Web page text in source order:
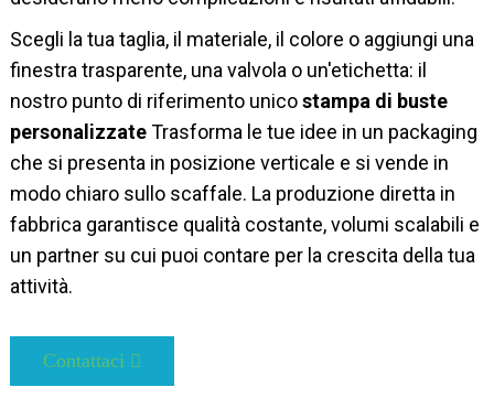
Scegli la tua taglia, il materiale, il colore o aggiungi una
finestra trasparente, una valvola o un'etichetta: il
nostro punto di riferimento unicostampa di buste
personalizzateTrasforma le tue idee in un packaging
che si presenta in posizione verticale e si vende in
modo chiaro sullo scaffale. La produzione diretta in
fabbrica garantisce qualità costante, volumi scalabili e
un partner su cui puoi contare per la crescita della tua
attività.
Contattaci